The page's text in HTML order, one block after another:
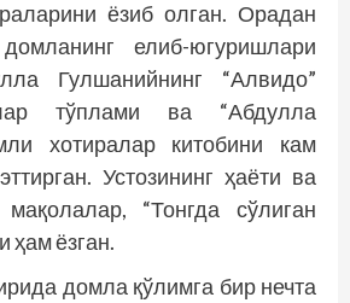
ёзиб олган. Орадан
елиб-югуришлари
Гулшанийнинг “Алвидо”
тўплами ва “Абдулла
хотиралар китобини кам
Устозининг ҳаёти ва
“Тонгда сўлиган
ҳам ёзган.
домла қўлимга бир нечта